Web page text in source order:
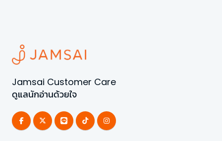
Jamsai Customer Care
ดูแลนักอ่านด้วยใจ